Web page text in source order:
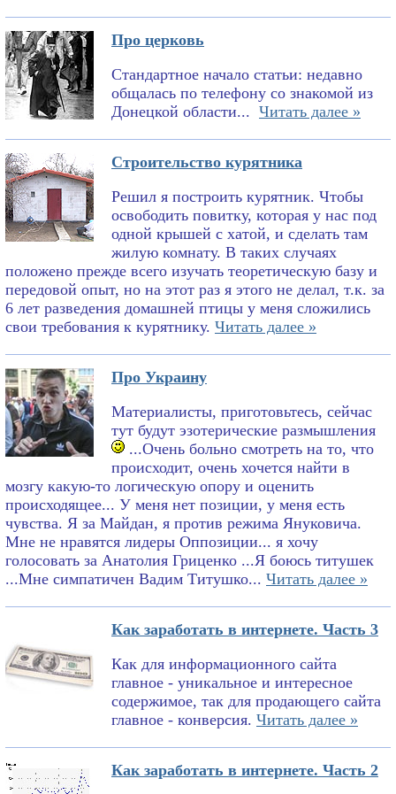
Про церковь
Стандартное начало статьи: недавно
общалась по телефону со знакомой из
Донецкой области... Читать далее »
Строительство курятника
Решил я построить курятник. Чтобы
освободить повитку, которая у нас под
одной крышей с хатой, и сделать там
жилую комнату. В таких случаях
положено прежде всего изучать теоретическую базу и
передовой опыт, но на этот раз я этого не делал, т.к. за
6 лет разведения домашней птицы у меня сложились
свои требования к курятнику. Читать далее »
Про Украину
Материалисты, приготовьтесь, сейчас
тут будут эзотерические размышления
...Очень больно смотреть на то, что
происходит, очень хочется найти в
мозгу какую-то логическую опору и оценить
происходящее... У меня нет позиции, у меня есть
чувства. Я за Майдан, я против режима Януковича.
Мне не нравятся лидеры Оппозиции... я хочу
голосовать за Анатолия Гриценко ...Я боюсь титушек
...Мне симпатичен Вадим Титушко... Читать далее »
Как заработать в интернете. Часть 3
Как для информационного сайта
главное - уникальное и интересное
содержимое, так для продающего сайта
главное - конверсия. Читать далее »
Как заработать в интернете. Часть 2